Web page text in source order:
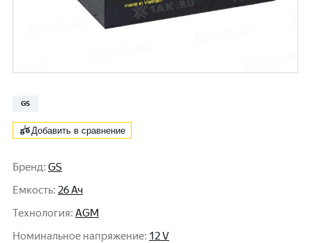
GS
Добавить в сравнение
Бренд: GS
Емкость: 26 Ач
Технология: AGM
Номинальное напряжение: 12 V